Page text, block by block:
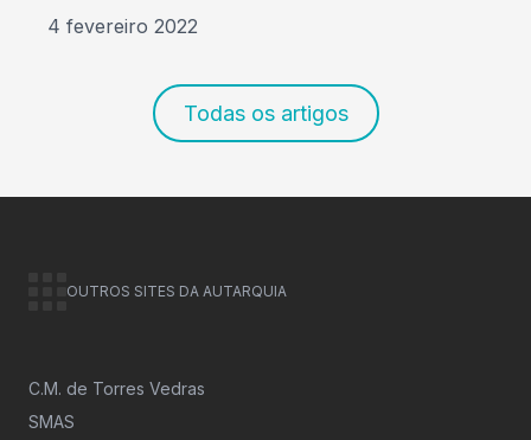
4 fevereiro 2022
Todas os artigos
OUTROS SITES DA AUTARQUIA
C.M. de Torres Vedras
SMAS